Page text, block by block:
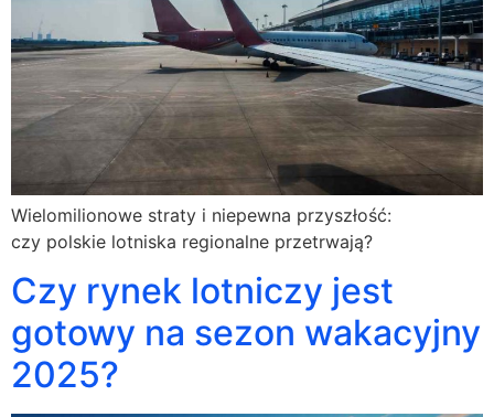
Wielomilionowe straty i niepewna przyszłość:
czy polskie lotniska regionalne przetrwają?
Czy rynek lotniczy jest
gotowy na sezon wakacyjny
2025?